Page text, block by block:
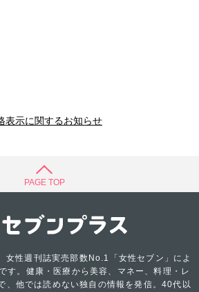
表示に関するお知らせ
PAGE TOP
女性週刊誌実売部数No.1「女性セブン」によ
す。健康・医療から美容、マネー、料理・レ
、他では読めない独自の情報を発信。40代以